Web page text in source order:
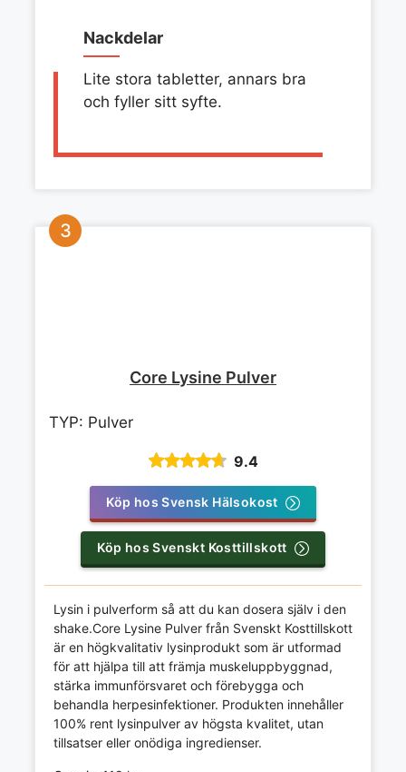
Nackdelar
Lite stora tabletter, annars bra
och fyller sitt syfte.
Core Lysine Pulver
TYP: Pulver
9.4
Köp hos Svensk Hälsokost
Köp hos Svenskt Kosttillskott
Lysin i pulverform så att du kan dosera själv i den
shake.Core Lysine Pulver från Svenskt Kosttillskott
är en högkvalitativ lysinprodukt som är utformad
för att hjälpa till att främja muskeluppbyggnad,
stärka immunförsvaret och förebygga och
behandla herpesinfektioner. Produkten innehåller
100% rent lysinpulver av högsta kvalitet, utan
tillsatser eller onödiga ingredienser.